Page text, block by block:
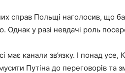
справ Польщі наголосив, що
Однак у разі невдачі роль
має канали зв’язку. І понад
Путіна до переговорів та